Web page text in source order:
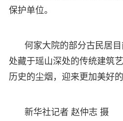
保护单位。
何家大院的部分古民居
处藏于瑶山深处的传统建筑
历史的尘烟，迎来更加美好的
新华社记者 赵仲志 摄